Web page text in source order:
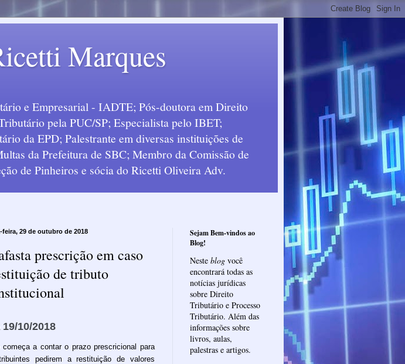
Marques
e Empresarial - IADTE; Pós-doutora em Direito
pela PUC/SP; Especialista pelo IBET;
da EPD; Palestrante em diversas instituições de
da Prefeitura de SBC; Membro da Comissão de
de Pinheiros e sócia do Ricetti Oliveira Adv.
feira, 29 de outubro de 2018
prescrição em caso
de tributo
19/10/2018
começa a contar o prazo prescricional para
pedirem a restituição de valores
Sejam Bem-vindos ao
Blog!
Neste blog você
encontrará todas as
notícias jurídicas
sobre Direito
Tributário e Processo
Tributário. Além das
informações sobre
livros, aulas,
palestras e artigos.